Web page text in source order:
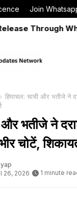
Join
Through
हिमाचल: चाची और भतीजे ने
और भतीजे ने
चोटें,
26, 2026
1 minute